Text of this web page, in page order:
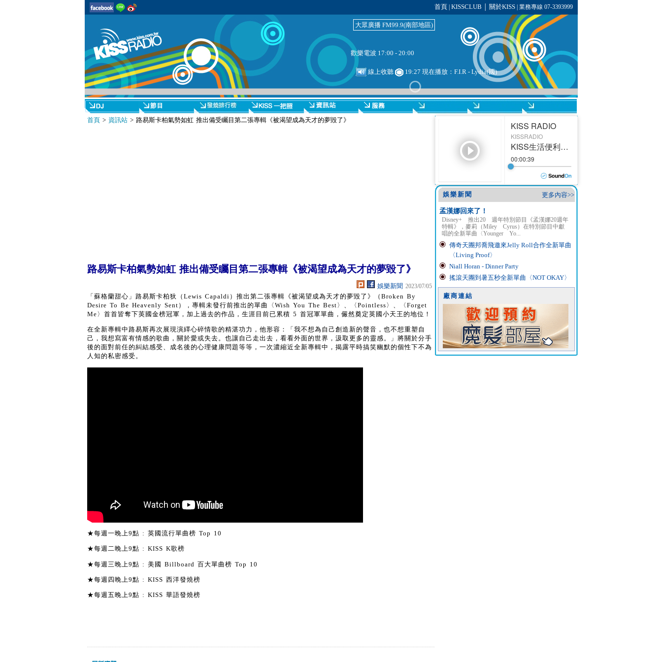
首頁 KISSCLUB 關於KISS| 業務專線 07-3393999
大眾廣播 FM99.9(南部地區)
歡樂電波 17:00 - 20:00
線上收聽 19:27 現在播放： F.I.R- Lydia(國)
首頁> 資訊站> 路易斯卡柏氣勢如虹 推出備受矚目第二張專輯《被渴望成為天才的夢毀了》
路易斯卡柏氣勢如虹 推出備受矚目第二張專輯《被渴望成為天才的夢毀了》
娛樂新聞 2023/07/05
「蘇格蘭甜心」路易斯卡柏狄（Lewis Capaldi）推出第二張專輯《被渴望成為天才的夢毀了》（Broken By
Desire To Be Heavenly Sent），專輯未發行前推出的單曲〈Wish You The Best〉、〈Pointless〉、〈Forget
Me〉首首皆奪下英國金榜冠軍，加上過去的作品，生涯目前已累積 5 首冠軍單曲，儼然奠定英國小天王的地位！
在全新專輯中路易斯再次展現演繹心碎情歌的精湛功力，他形容：「我不想為自己創造新的聲音，也不想重塑自
己，我想寫富有情感的歌曲，關於愛或失去。也讓自己走出去，看看外面的世界，汲取更多的靈感。」將關於分手
後的面對前任的糾結感受、成名後的心理健康問題等等，一次濃縮近全新專輯中，揭露平時搞笑幽默的個性下不為
人知的私密感受。
★每週一晚上9點 : 英國流行單曲榜 Top 10
★每週二晚上9點 : KISS K歌榜
★每週三晚上9點 : 美國 Billboard 百大單曲榜 Top 10
★每週四晚上9點 : KISS 西洋發燒榜
★每週五晚上9點 : KISS 華語發燒榜
更多內容>>
娛樂新聞
孟漢娜回來了！
Disney+ 推出20 週年特別節目《孟漢娜20週年
特輯》，麥莉（Miley Cyrus）在特別節目中獻
唱的全新單曲〈Younger Yo...
傳奇天團邦喬飛邀來Jelly Roll合作全新單曲
〈Living Proof〉
Niall Horan - Dinner Party
搖滾天團到暑五秒全新單曲〈NOT OKAY〉
廠商連結